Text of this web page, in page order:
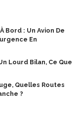
Bord : Un Avion De
En
Lourd Bilan, Ce Que
Quelles Routes
?